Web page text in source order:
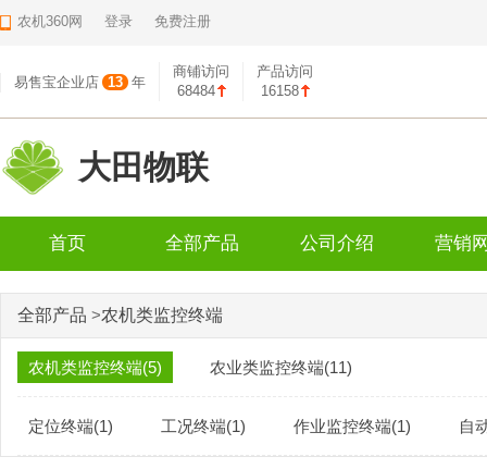
农机360网 登录 免费注册
易售宝企业店 13 年
商铺访问
68484
产品访问
16158
大田物联
首页 全部产品 公司介绍 营销
全部产品 >农机类监控终端
农机类监控终端(5) 农业类监控终端(11)
定位终端(1) 工况终端(1) 作业监控终端(1) 自